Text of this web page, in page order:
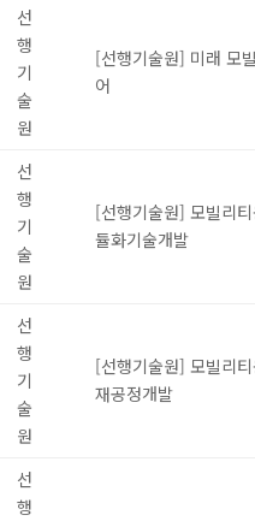
선
행
기
술
원
[선행기술원] 미래 모
어
선
행
기
술
원
[선행기술원] 모빌리
듈화기술개발
선
행
기
술
원
[선행기술원] 모빌리
재공정개발
선
행